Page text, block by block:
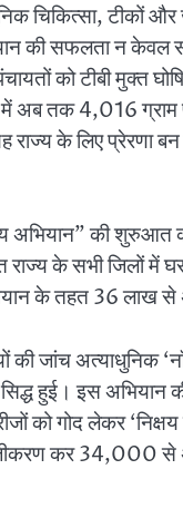
चिकित्सा, टीकों
की सफलता न केवल
को टीबी मुक्त
अब तक 4,016 ग्राम
राज्य के लिए प्रेरणा
अभियान” की शुरुआत
राज्य के सभी जिलों में
के तहत 36 लाख से
जांच अत्याधुनिक
हुई। इस अभियान
को गोद लेकर
कर 34,000 से